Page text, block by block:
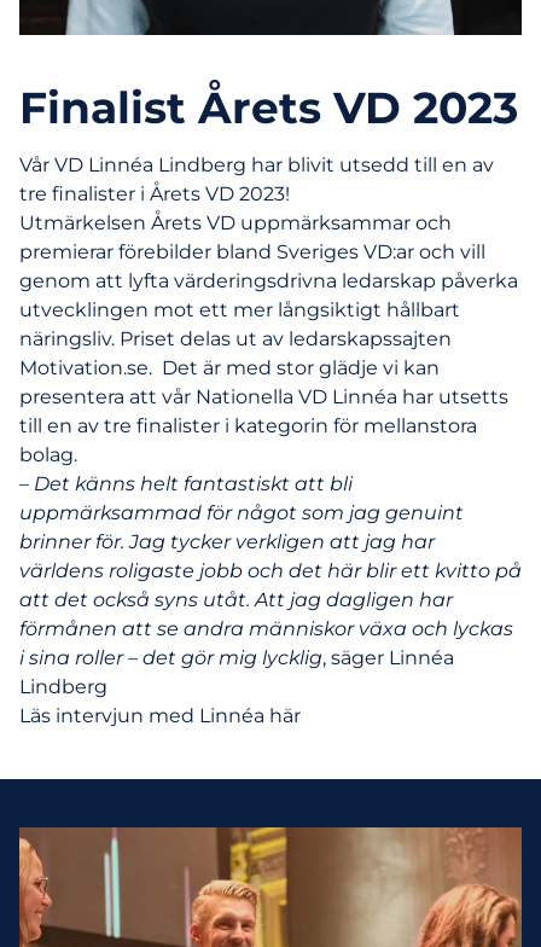
Finalist Årets VD 2023
Vår VD Linnéa Lindberg har blivit utsedd till en av
tre finalister i Årets VD 2023!
Utmärkelsen Årets VD uppmärksammar och
premierar förebilder bland Sveriges VD:ar och vill
genom att lyfta värderingsdrivna ledarskap påverka
utvecklingen mot ett mer långsiktigt hållbart
näringsliv. Priset delas ut av ledarskapssajten
Motivation.se. Det är med stor glädje vi kan
presentera att vår Nationella VD Linnéa har utsetts
till en av tre finalister i kategorin för mellanstora
bolag.
– Det känns helt fantastiskt att bli
uppmärksammad för något som jag genuint
brinner för. Jag tycker verkligen att jag har
världens roligaste jobb och det här blir ett kvitto på
att det också syns utåt. Att jag dagligen har
förmånen att se andra människor växa och lyckas
i sina roller – det gör mig lycklig, säger Linnéa
Lindberg
Läs intervjun med Linnéa här